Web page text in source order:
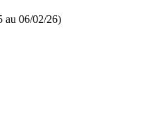
au 06/02/26)